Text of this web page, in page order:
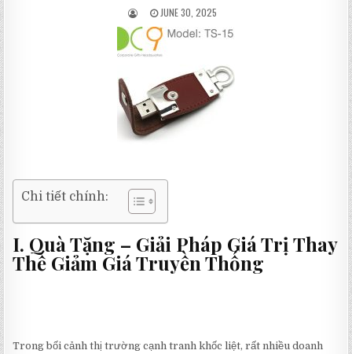
JUNE 30, 2025
Chi tiết chính:
I. Quà Tặng – Giải Pháp Giá Trị Thay
Thế Giảm Giá Truyền Thống
Trong bối cảnh thị trường cạnh tranh khốc liệt, rất nhiều doanh